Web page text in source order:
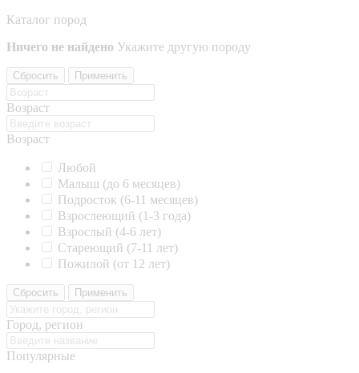
Каталог пород
Ничего не найдено Укажите другую породу
Сбросить Применить
Возраст
Возраст
Любой
Малыш (до 6 месяцев)
Подросток (6-11 месяцев)
Взрослеющий (1-3 года)
Взрослый (4-6 лет)
Стареющий (7-11 лет)
Пожилой (от 12 лет)
Сбросить Применить
Город, регион
Популярные